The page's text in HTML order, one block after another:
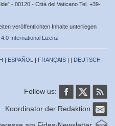
- 00120 - Città del Vaticano Tel. +39-
veröffentlichten Inhalte unterliegen
International Lizenz
| ESPAÑOL | FRANÇAIS | | DEUTSCH |
Follow us:
Koordinator der Redaktion